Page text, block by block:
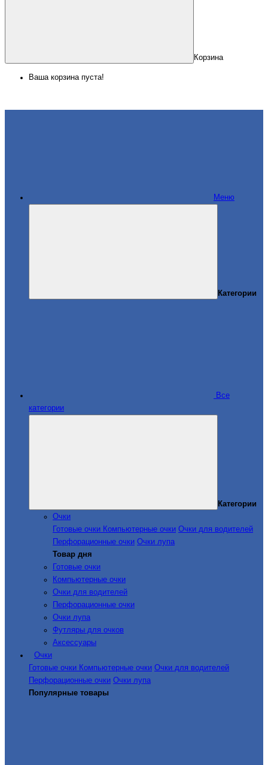
Корзина
Ваша корзина пуста!
Меню
Категории
Все
категории
Категории
Очки
Готовые очки Компьютерные очки Очки для водителей
Перфорационные очки Очки лупа
Товар дня
Готовые очки
Компьютерные очки
Очки для водителей
Перфорационные очки
Очки лупа
Футляры для очков
Аксессуары
Очки
Готовые очки Компьютерные очки Очки для водителей
Перфорационные очки Очки лупа
Популярные товары